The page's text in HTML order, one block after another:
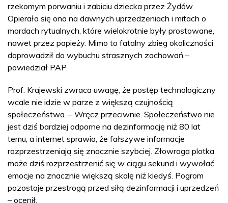
rzekomym porwaniu i zabiciu dziecka przez Żydów.
Opierała się ona na dawnych uprzedzeniach i mitach o
mordach rytualnych, które wielokrotnie były prostowane,
nawet przez papieży. Mimo to fatalny zbieg okoliczności
doprowadził do wybuchu strasznych zachowań –
powiedział PAP.
Prof. Krajewski zwraca uwagę, że postęp technologiczny
wcale nie idzie w parze z większą czujnością
społeczeństwa. – Wręcz przeciwnie. Społeczeństwo nie
jest dziś bardziej odporne na dezinformację niż 80 lat
temu, a internet sprawia, że fałszywe informacje
rozprzestrzeniają się znacznie szybciej. Złowroga plotka
może dziś rozprzestrzenić się w ciągu sekund i wywołać
emocje na znacznie większą skalę niż kiedyś. Pogrom
pozostaje przestrogą przed siłą dezinformacji i uprzedzeń
– ocenił.